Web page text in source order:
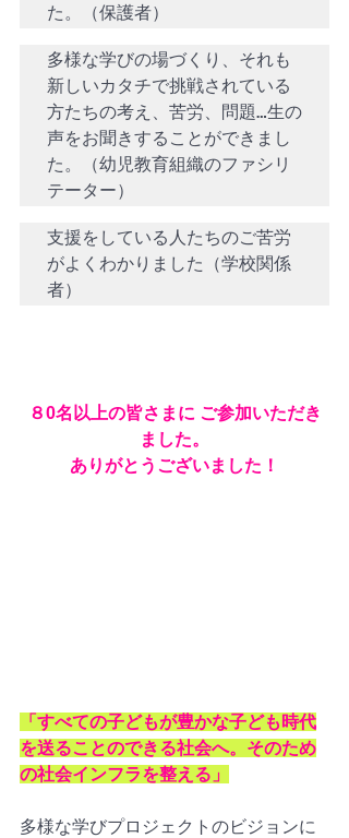
た。（保護者）
多様な学びの場づくり、それも
新しいカタチで挑戦されている
方たちの考え、苦労、問題…生の
声をお聞きすることができまし
た。（幼児教育組織のファシリ
テーター）
支援をしている人たちのご苦労
がよくわかりました（学校関係
者）
８0名以上の皆さまに ご参加いただき
ました。
ありがとうございました！
「すべての子どもが豊かな子ども時代
を送ることのできる社会へ。そのため
の社会インフラを整える」
多様な学びプロジェクトのビジョンに